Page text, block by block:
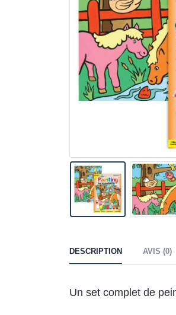
DESCRIPTION AVIS (0)
Un set complet de